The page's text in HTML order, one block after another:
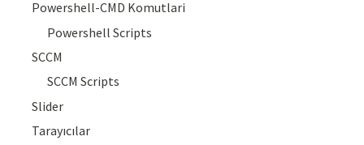
Powershell-CMD Komutlari
Powershell Scripts
SCCM
SCCM Scripts
Slider
Tarayıcılar